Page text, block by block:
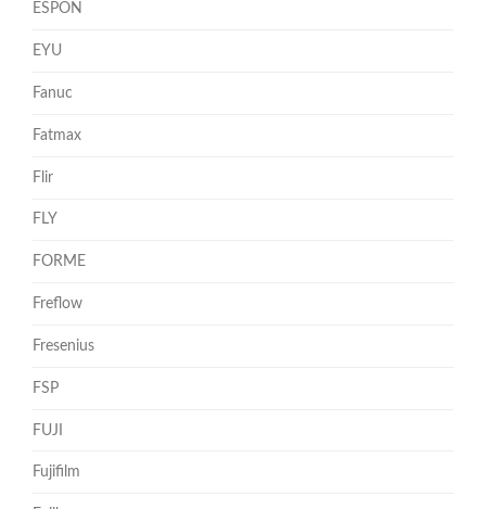
ESPON
EYU
Fanuc
Fatmax
Flir
FLY
FORME
Freflow
Fresenius
FSP
FUJI
Fujifilm